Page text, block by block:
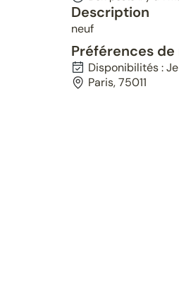
Description
neuf
Préférences
Disponibilités :
Paris, 75011